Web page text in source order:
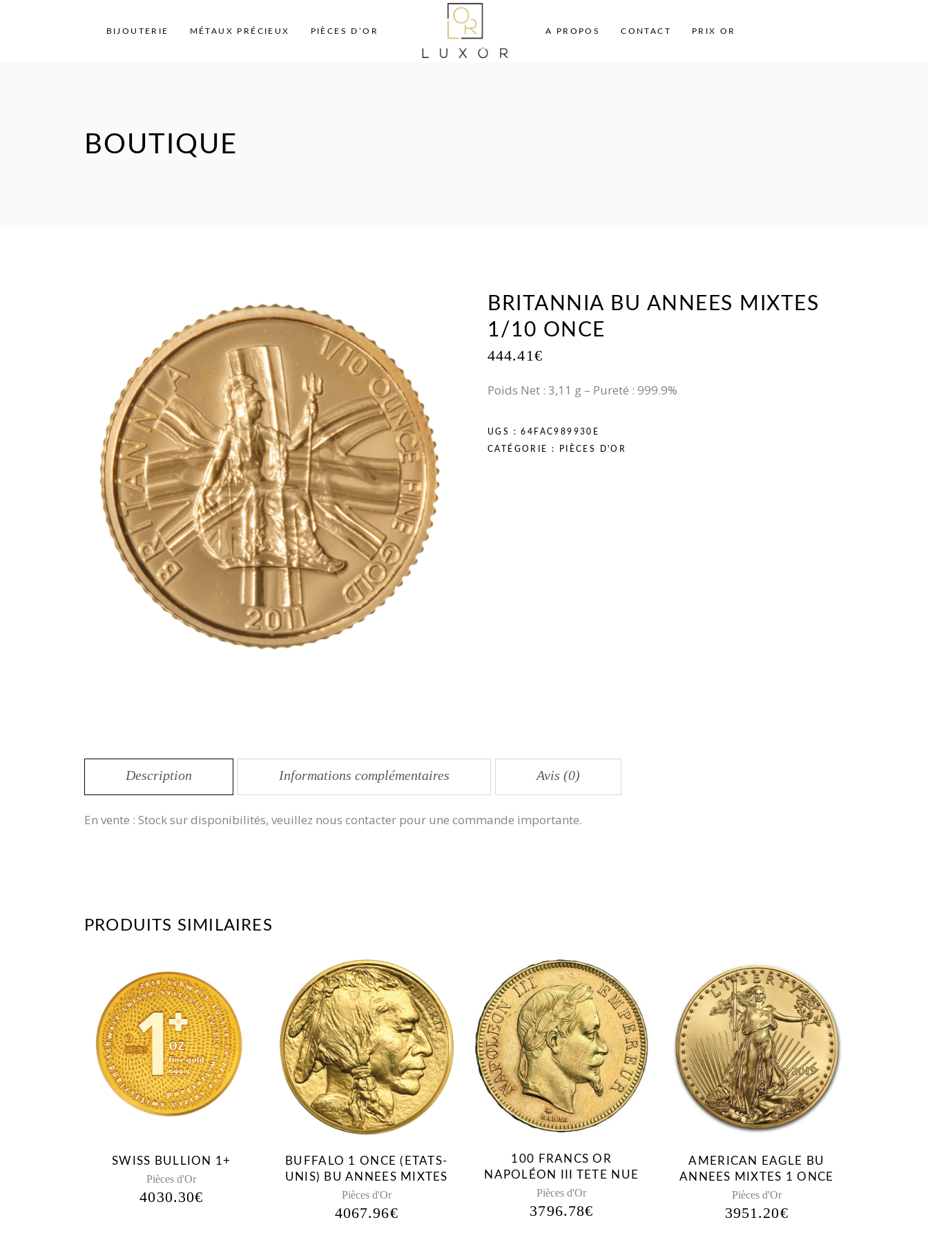
BIJOUTERIE MÉTAUX PRÉCIEUX PIÈCES D’OR A PROPOS CONTACT PRIX OR
BOUTIQUE
BRITANNIA BU ANNEES MIXTES
1/10 ONCE
444.41€
Poids Net : 3,11 g – Pureté : 999.9%
UGS :64FAC989930E
CATÉGORIE : PIÈCES D'OR
Description Informations complémentaires Avis (0)
En vente : Stock sur disponibilités, veuillez nous contacter pour une commande importante.
PRODUITS SIMILAIRES
SWISS BULLION 1+
Pièces d'Or
4030.30€
BUFFALO 1 ONCE (ETATS-
UNIS) BU ANNEES MIXTES
Pièces d'Or
4067.96€
100 FRANCS OR
NAPOLÉON III TETE NUE
Pièces d'Or
3796.78€
AMERICAN EAGLE BU
ANNEES MIXTES 1 ONCE
Pièces d'Or
3951.20€